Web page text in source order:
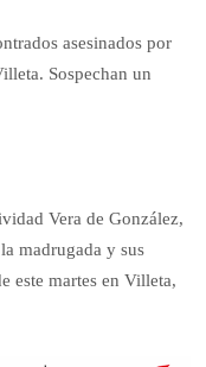
asesinados por
Sospechan un
Vera de González,
madrugada y sus
este martes en Villeta,